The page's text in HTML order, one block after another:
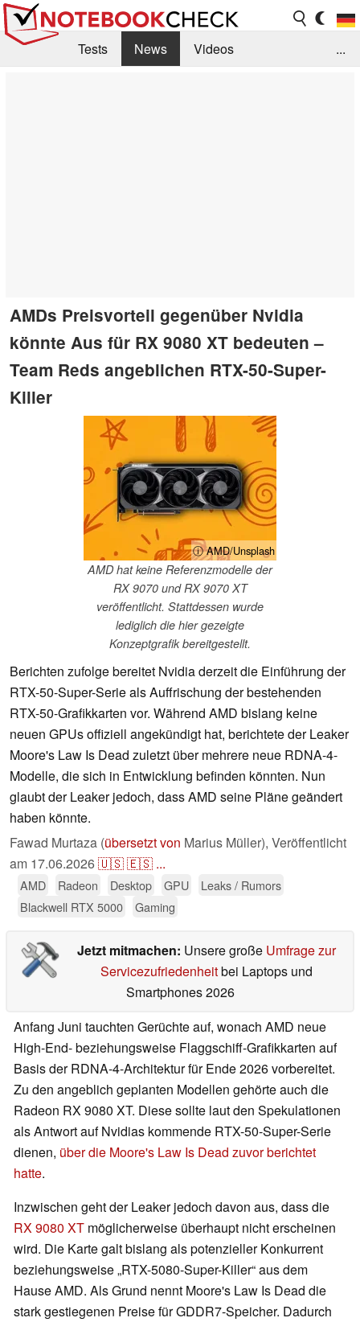
Tests News
Videos
...
AMDs Preisvorteil gegenüber Nvidia
könnte Aus für RX 9080 XT bedeuten –
Team Reds angeblichen RTX-50-Super-
Killer
ⓘ AMD/Unsplash
AMD hat keine Referenzmodelle der
RX 9070 und RX 9070 XT
veröffentlicht. Stattdessen wurde
lediglich die hier gezeigte
Konzeptgrafik bereitgestellt.
Berichten zufolge bereitet Nvidia derzeit die Einführung der
RTX-50-Super-Serie als Auffrischung der bestehenden
RTX-50-Grafikkarten vor. Während AMD bislang keine
neuen GPUs offiziell angekündigt hat, berichtete der Leaker
Moore's Law Is Dead zuletzt über mehrere neue RDNA-4-
Modelle, die sich in Entwicklung befinden könnten. Nun
glaubt der Leaker jedoch, dass AMD seine Pläne geändert
haben könnte.
Fawad Murtaza (übersetzt von Marius Müller), Veröffentlicht
am 17.06.2026🇺🇸🇪🇸 ...
AMD Radeon Desktop GPU
Leaks / Rumors
Blackwell RTX 5000
Gaming
Jetzt mitmachen: Unsere große Umfrage zur
Servicezufriedenheitbei Laptops und
Smartphones 2026
Anfang Juni tauchten Gerüchte auf, wonach AMD neue
High-End- beziehungsweise Flaggschiff-Grafikkarten auf
Basis der RDNA-4-Architektur für Ende 2026 vorbereitet.
Zu den angeblich geplanten Modellen gehörte auch die
Radeon RX 9080 XT. Diese sollte laut den Spekulationen
als Antwort auf Nvidias kommende RTX-50-Super-Serie
dienen, über die Moore's Law Is Dead zuvor berichtet
hatte.
Inzwischen geht der Leaker jedoch davon aus, dass die
RX 9080 XT möglicherweise überhaupt nicht erscheinen
wird. Die Karte galt bislang als potenzieller Konkurrent
beziehungsweise „RTX-5080-Super-Killer“ aus dem
Hause AMD. Als Grund nennt Moore's Law Is Dead die
stark gestiegenen Preise für GDDR7-Speicher. Dadurch